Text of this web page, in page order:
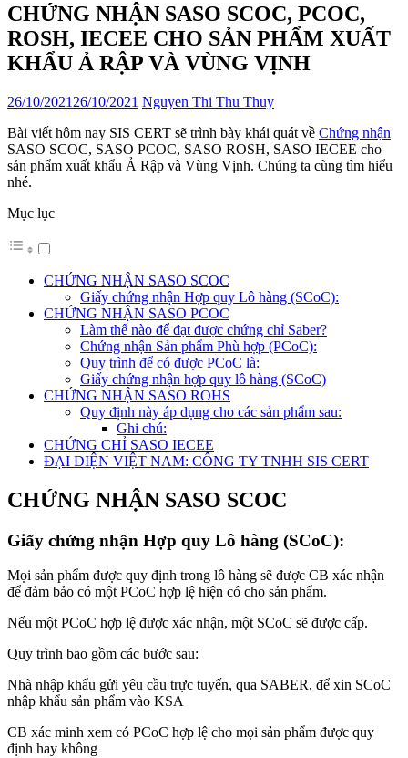
CHỨNG NHẬN SASO SCOC, PCOC,
ROSH, IECEE CHO SẢN PHẨM XUẤT
KHẨU Ả RẬP VÀ VÙNG VỊNH
26/10/2021 26/10/2021 Nguyen Thi Thu Thuy
Bài viết hôm nay SIS CERT sẽ trình bày khái quát về Chứng nhận
SASO SCOC, SASO PCOC, SASO ROSH, SASO IECEE cho
sản phẩm xuất khẩu Ả Rập và Vùng Vịnh. Chúng ta cùng tìm hiểu
nhé.
Mục lục
CHỨNG NHẬN SASO SCOC
Giấy chứng nhận Hợp quy Lô hàng (SCoC):
CHỨNG NHẬN SASO PCOC
Làm thế nào để đạt được chứng chỉ Saber?
Chứng nhận Sản phẩm Phù hợp (PCoC):
Quy trình để có được PCoC là:
Giấy chứng nhận hợp quy lô hàng (SCoC)
CHỨNG NHẬN SASO ROHS
Quy định này áp dụng cho các sản phẩm sau:
Ghi chú:
CHỨNG CHỈ SASO IECEE
ĐẠI DIỆN VIỆT NAM: CÔNG TY TNHH SIS CERT
CHỨNG NHẬN SASO SCOC
Giấy chứng nhận Hợp quy Lô hàng (SCoC):
Mọi sản phẩm được quy định trong lô hàng sẽ được CB xác nhận
để đảm bảo có một PCoC hợp lệ hiện có cho sản phẩm.
Nếu một PCoC hợp lệ được xác nhận, một SCoC sẽ được cấp.
Quy trình bao gồm các bước sau:
Nhà nhập khẩu gửi yêu cầu trực tuyến, qua SABER, để xin SCoC
nhập khẩu sản phẩm vào KSA
CB xác minh xem có PCoC hợp lệ cho mọi sản phẩm được quy
định hay không